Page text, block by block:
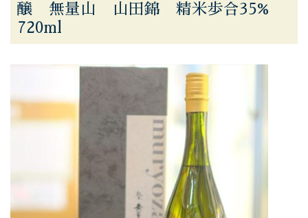
醸 無量山 山田錦 精米歩合35%
720ml